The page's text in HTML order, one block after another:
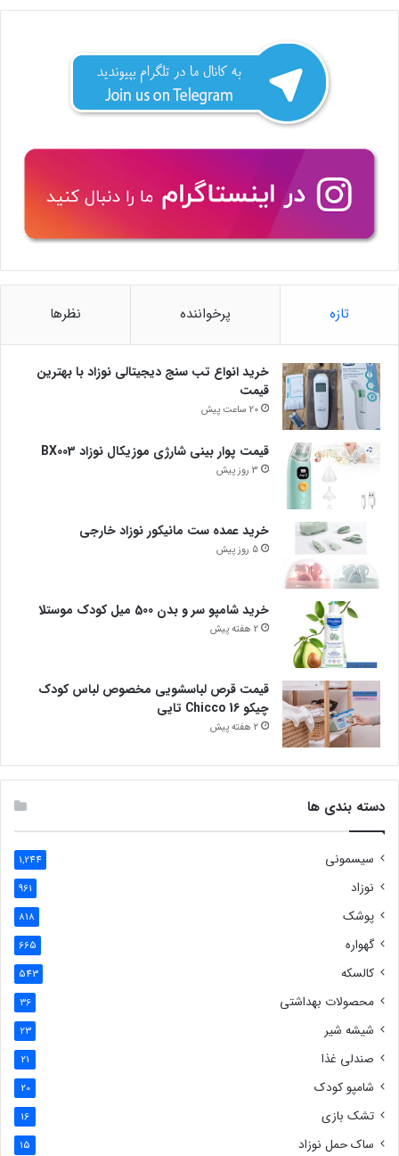
تازه پرخواننده نظرها
خرید انواع تب سنج دیجیتالی نوزاد با بهترین
قیمت
20 ساعت پیش
قیمت پوار بینی شارژی موزیکال نوزاد BX003
3 روز پیش
خرید عمده ست مانیکور نوزاد خارجی
5 روز پیش
خرید شامپو سر و بدن 500 میل کودک موستلا
2 هفته پیش
قیمت قرص لباسشویی مخصوص لباس کودک
چیکو Chicco 16 تایی
2 هفته پیش
دسته بندی ها
سیسمونی 1,244
نوزاد 961
پوشک 818
گهواره 665
کالسکه 543
محصولات بهداشتی 36
شیشه شیر 23
صندلی غذا 21
شامپو کودک 20
تشک بازی 16
ساک حمل نوزاد 15